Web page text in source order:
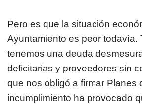
Pero es que la situación
Ayuntamiento es peor todavía.
tenemos una deuda
deficitarias y proveedores sin
que nos obligó a firmar Planes
incumplimiento ha provocado